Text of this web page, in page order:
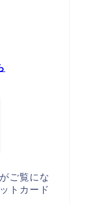
ご覧にな
トカード